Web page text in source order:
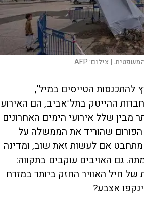
| צילום:AFP
להתכנסות הטייסים במיל',
ההייטק בתל־אביב, הם האירוע
מבין שלל אירועי הימים האחרונים
הפורום שהוריד את הממשלה על
אם לעשות זאת שוב, ומדינה
גם האויבים עוקבים בתקווה:
של חיל האוויר החזק ביותר במזרח
אצבע?